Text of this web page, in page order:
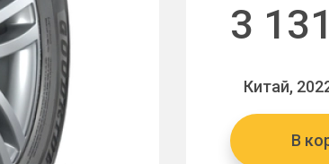
3 131
Китай,
В